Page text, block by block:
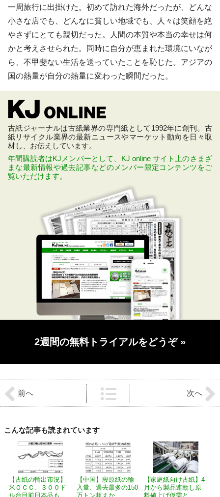
一周旅行に出掛けた。初めて訪れた海外だったが、どんな
小さな店でも、どんなに貧しい地域でも、人々は笑顔を絶
やさずにとても親切だった。人間の本質や本当の幸せは何
かと考えさせられた。同時に自分が恵まれた環境にいなが
ら、不甲斐ない生活を送っていたことを恥じた。アジアの
国の熱量が自分の熱量に変わった瞬間だった。
古紙ジャーナルは古紙業界の専門紙として1992年に創刊。古
紙リサイクル業界の最新ニュースやマーケット動向を日々取
材し、お伝えしています。
年間購読者はKJメンバーとして、KJ online サイト上のさまざ
まな最新情報や過去記事などのメンバー限定コンテンツをご
覧いただけます。
2週間の無料トライアルをどうぞ »
後
の
記
の
前へ 次へ
こんな記事も読まれています
【古紙の輸出市況】
米ＯＣＣ、３００ド
ル台目前日本品も...
【中国】段原紙の輸
入量、過去最多の150
万トン超えか...
【家庭紙向け古紙】4
月から製品連動し原
料値上げ仮需と...